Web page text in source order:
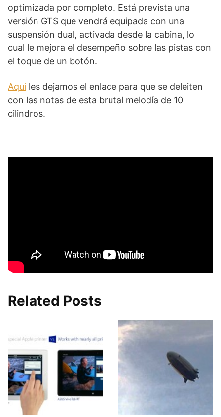
optimizada por completo. Está prevista una
versión GTS que vendrá equipada con una
suspensión dual, activada desde la cabina, lo
cual le mejora el desempeño sobre las pistas con
el toque de un botón.
Aquíles dejamos el enlace para que se deleiten
con las notas de esta brutal melodía de 10
cilindros.
Related Posts